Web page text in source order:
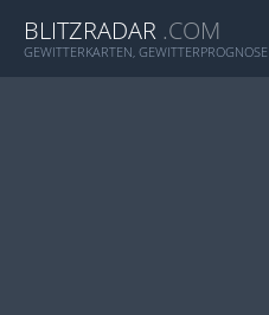
BLITZRADAR .COM
GEWITTERKARTEN, GEWITTERPROGNOSE